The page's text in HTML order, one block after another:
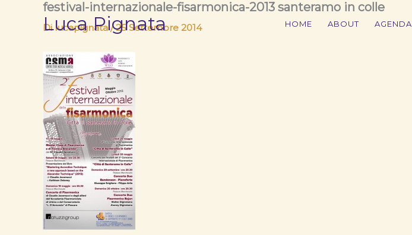
contenutoLuca Pignata HOME ABOUT AGENDA
festival-internazionale-fisarmonica-2013 santeramo in colle
Dilucapignata/25 Settembre 2014